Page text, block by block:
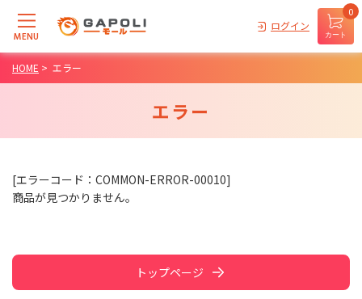
MENU
ログイン
カート
0
HOME > エラー
エラー
[エラーコード：COMMON-ERROR-00010]
商品が見つかりません。
トップページ